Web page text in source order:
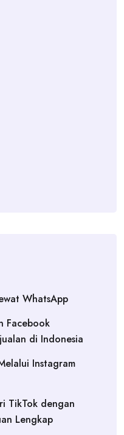
WhatsApp
Facebook
di Indonesia
Instagram
TikTok dengan
Lengkap